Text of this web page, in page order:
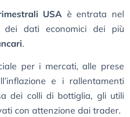
USA è entrata nel
dati economici dei più
.
per i mercati, alle prese
e i rallentamenti
dei colli di bottiglia, gli utili
con attenzione dai trader.